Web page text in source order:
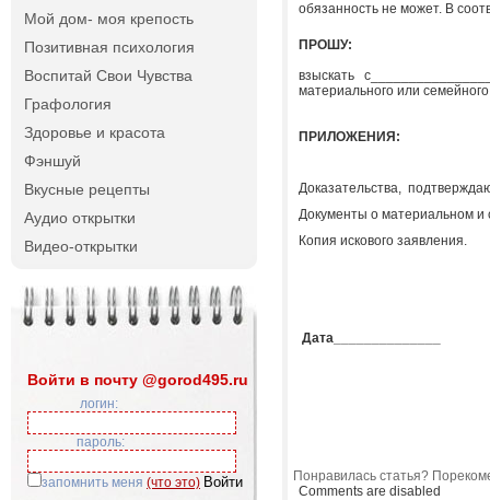
Мой дом- моя крепость
Позитивная психология
Воспитай Свои Чувства
Графология
Здоровье и красота
Фэншуй
Вкусные рецепты
Аудио открытки
Видео-открытки
Войти в почту @gorod495.ru
логин:
пароль:
запомнить меня (что это)
обязанность не может. В
ПРОШУ:
взыскать
материального или
ПРИЛОЖЕНИЯ:
Доказательства,
Документы о материальном и
Копия искового заявления.
Дата______________
Понравилась статья?
Comments are disabled